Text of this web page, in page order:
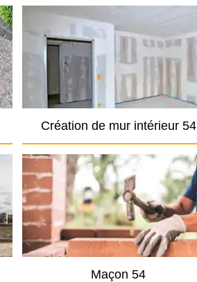
Création de mur intérieur 54
Maçon 54